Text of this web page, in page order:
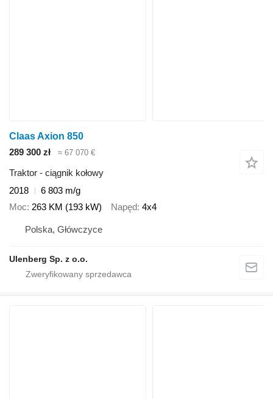
Claas Axion 850
289 300 zł
≈ 67 070 €
Traktor - ciągnik kołowy
2018
6 803 m/g
Moc 263 KM (193 kW) Napęd 4x4
Polska, Główczyce
Ulenberg Sp. z o.o.